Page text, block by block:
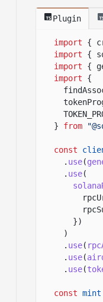
Plugin
import {
import
{
import
{
import
{
}
from
const
. use(
. use(
})
)
. use(
. use(
. use(
const mint